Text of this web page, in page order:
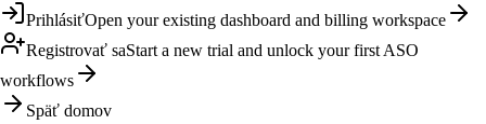
PrihlásiťOpen your existing dashboard and billing workspace
Registrovať saStart a new trial and unlock your first ASO
workflows
Späť domov